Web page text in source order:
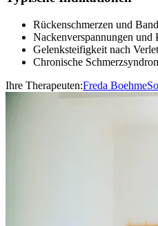
Rückenschmerzen und
Nackenverspannungen und
Gelenksteifigkeit nach
Chronische
Ihre Therapeuten:Freda Boehme